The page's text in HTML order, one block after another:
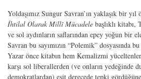
Yoldaşımız Sungur Savran’ın yaklaşık bir yıl
İhtilal Olarak Millî Mücadele başlıklı kitabı,
ve sol aydınların saflarından epey yoğun bir
Savran bu sayımızın “Polemik” dosyasında
Yazar önce kitabın hem Kemalizmi
karşı sol liberallerden (ve onların yedeğinde
demokratlardan) eşit derecede tepki